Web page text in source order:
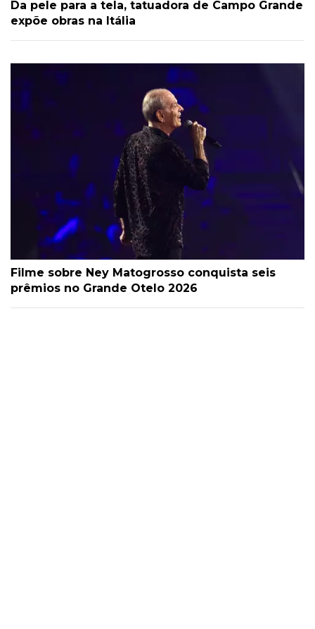
Da pele para a tela, tatuadora de Campo Grande
expõe obras na Itália
Filme sobre Ney Matogrosso conquista seis
prêmios no Grande Otelo 2026